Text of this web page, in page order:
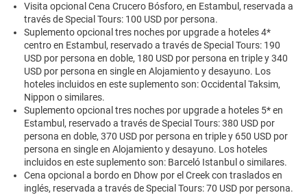
Visita opcional Cena Crucero Bósforo, en Estambul, reservada a
través de Special Tours: 100 USD por persona.
Suplemento opcional tres noches por upgrade a hoteles 4*
centro en Estambul, reservado a través de Special Tours: 190
USD por persona en doble, 180 USD por persona en triple y 340
USD por persona en single en Alojamiento y desayuno. Los
hoteles incluidos en este suplemento son: Occidental Taksim,
Nippon o similares.
Suplemento opcional tres noches por upgrade a hoteles 5* en
Estambul, reservado a través de Special Tours: 380 USD por
persona en doble, 370 USD por persona en triple y 650 USD por
persona en single en Alojamiento y desayuno. Los hoteles
incluidos en este suplemento son: Barceló Istanbul o similares.
Cena opcional a bordo en Dhow por el Creek con traslados en
inglés, reservada a través de Special Tours: 70 USD por persona.